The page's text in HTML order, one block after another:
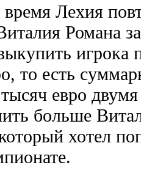
время Лехия
Романа
то есть
евро
больше
хотел